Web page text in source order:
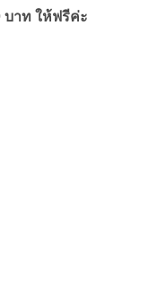
บาท ให้ฟรีค่ะ